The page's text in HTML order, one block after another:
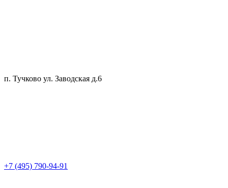
п. Тучково ул. Заводская д.6
+7 (495) 790-94-91